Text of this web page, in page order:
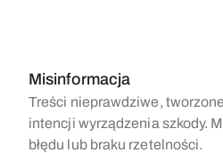
Misinformacja
Treści nieprawdziwe,
intencji wyrządzenia szkody.
błędu lub braku rzetelności.